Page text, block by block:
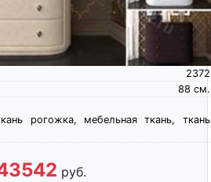
2372
см.
88
рогожка, мебельная ткань, ткань
руб.